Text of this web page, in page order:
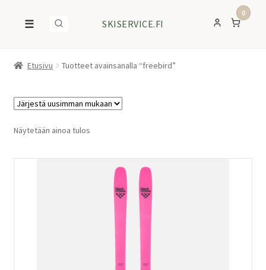
☰ SKISERVICE.FI
0
Etusivu Tuotteet avainsanalla “freebird”
Näytetään ainoa tulos